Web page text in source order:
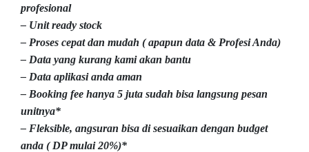
profesional
– Unit ready stock
– Proses cepat dan mudah ( apapun data & Profesi Anda)
– Data yang kurang kami akan bantu
– Data aplikasi anda aman
– Booking fee hanya 5 juta sudah bisa langsung pesan
unitnya*
– Fleksible, angsuran bisa di sesuaikan dengan budget
anda ( DP mulai 20%)*